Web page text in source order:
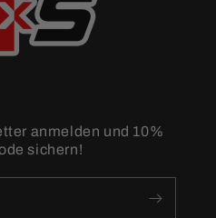
anmelden und 10%
sichern!